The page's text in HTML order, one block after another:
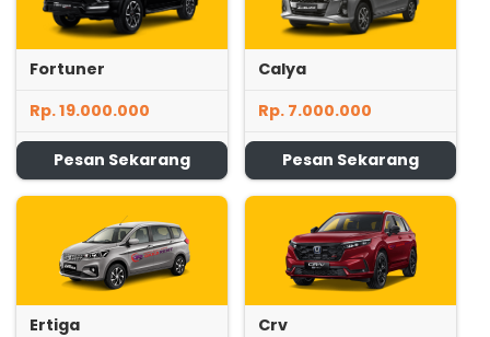
Fortuner
Rp. 19.000.000
Pesan Sekarang
Calya
Rp. 7.000.000
Pesan Sekarang
Ertiga
Crv